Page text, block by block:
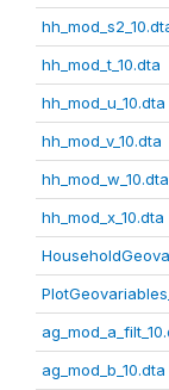
hh_mod_t_10.dta
hh_mod_u_10.dta
hh_mod_v_10.dta
hh_mod_w_10.dta
hh_mod_x_10.dta
ag_mod_b_10.dta